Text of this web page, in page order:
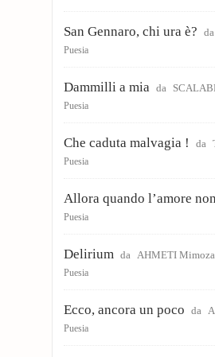
San Gennaro, chi ura è? da
Puesia
Dammilli a mia da
Puesia
Che caduta malvagia ! da
Puesia
Allora quando l’amore
Puesia
Delirium da AHMETI Mimoza
Puesia
Ecco, ancora un poco da
Puesia